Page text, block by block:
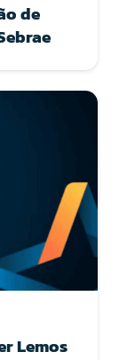
de
Lemos